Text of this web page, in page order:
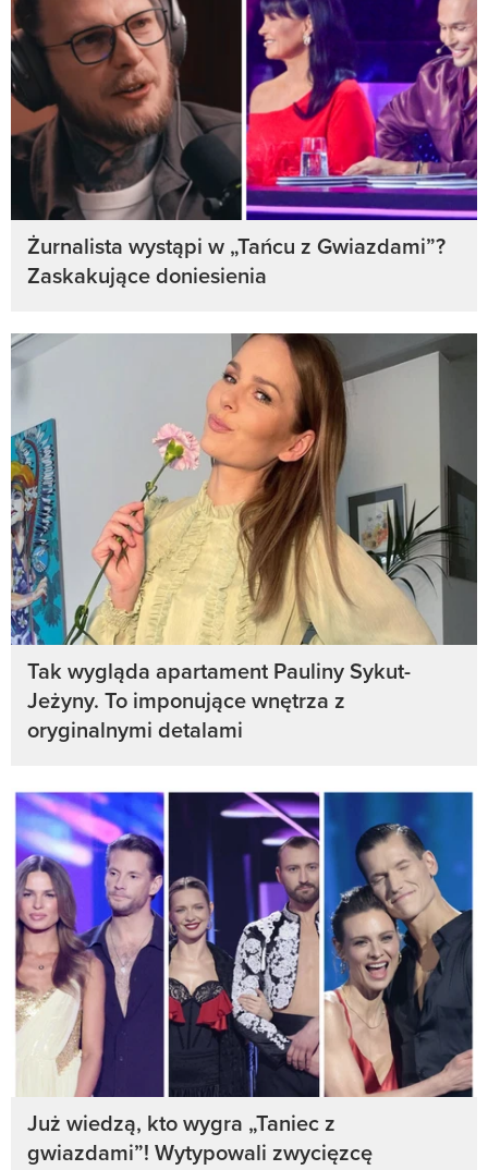
Żurnalista wystąpi w „Tańcu z Gwiazdami”?
Zaskakujące doniesienia
Tak wygląda apartament Pauliny Sykut-
Jeżyny. To imponujące wnętrza z
oryginalnymi detalami
Już wiedzą, kto wygra „Taniec z
gwiazdami”! Wytypowali zwycięzcę